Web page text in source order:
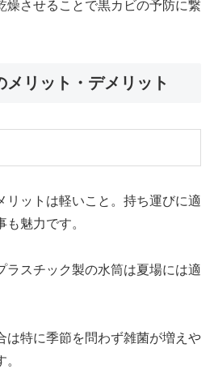
燥させることで黒カビの予防に繋
メリット・デメリット
リットは軽いこと。持ち運びに適
魅力です。
ラスチック製の水筒は夏場には適
は特に季節を問わず雑菌が増えや